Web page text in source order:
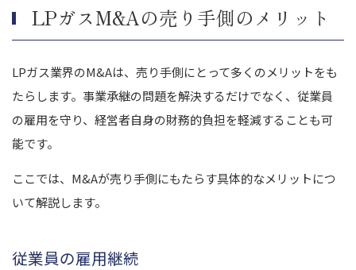
LPガスM&Aの売り手側のメリット
LPガス業界のM&Aは、売り手側にとって多くのメリットをも
たらします。事業承継の問題を解決するだけでなく、従業員
の雇用を守り、経営者自身の財務的負担を軽減することも可
能です。
ここでは、M&Aが売り手側にもたらす具体的なメリットにつ
いて解説します。
従業員の雇用継続